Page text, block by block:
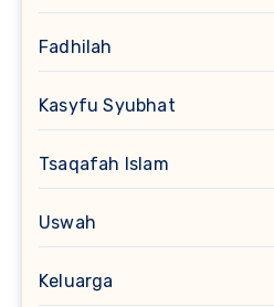
Fadhilah
Kasyfu Syubhat
Tsaqafah Islam
Uswah
Keluarga